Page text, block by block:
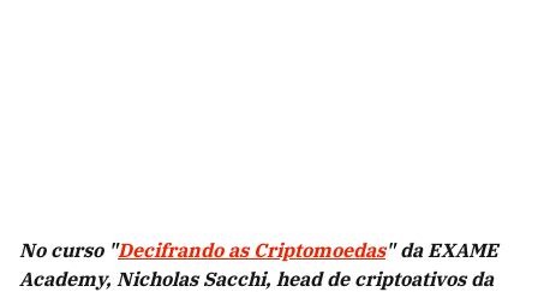
No curso "Decifrando as Criptomoedas" da EXAME
Academy, Nicholas Sacchi, head de criptoativos da